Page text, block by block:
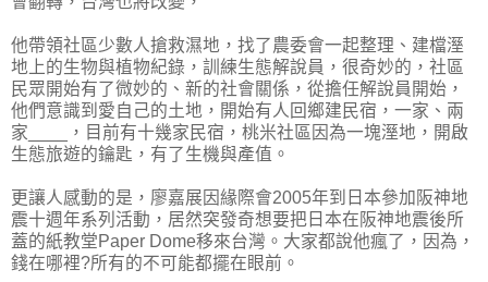
他帶領社區少數人搶救濕地，找了農委會一起整理、建檔溼
地上的生物與植物紀錄，訓練生態解說員，很奇妙的，社區
民眾開始有了微妙的、新的社會關係，從擔任解說員開始，
他們意識到愛自己的土地，開始有人回鄉建民宿，一家、兩
家____，目前有十幾家民宿，桃米社區因為一塊溼地，開啟
生態旅遊的鑰匙，有了生機與產值。
更讓人感動的是，廖嘉展因緣際會2005年到日本參加阪神地
震十週年系列活動，居然突發奇想要把日本在阪神地震後所
蓋的紙教堂Paper Dome移來台灣。大家都說他瘋了，因為，
錢在哪裡?所有的不可能都擺在眼前。